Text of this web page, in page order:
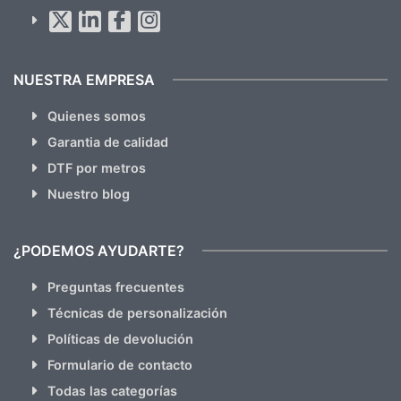
hacemos Spam)
NUESTRA EMPRESA
Quienes somos
Garantia de calidad
DTF por metros
Nuestro blog
¿PODEMOS AYUDARTE?
Preguntas frecuentes
Técnicas de personalización
Políticas de devolución
Formulario de contacto
Todas las categorías